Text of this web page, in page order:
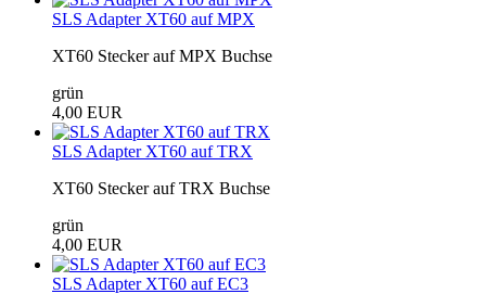
SLS Adapter XT60 auf MPX
XT60 Stecker auf MPX Buchse
grün
4,00 EUR
SLS Adapter XT60 auf TRX
XT60 Stecker auf TRX Buchse
grün
4,00 EUR
SLS Adapter XT60 auf EC3